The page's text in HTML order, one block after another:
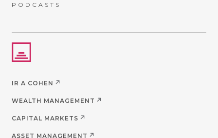
PODCASTS
IR A COHEN
WEALTH MANAGEMENT
CAPITAL MARKETS
ASSET MANAGEMENT